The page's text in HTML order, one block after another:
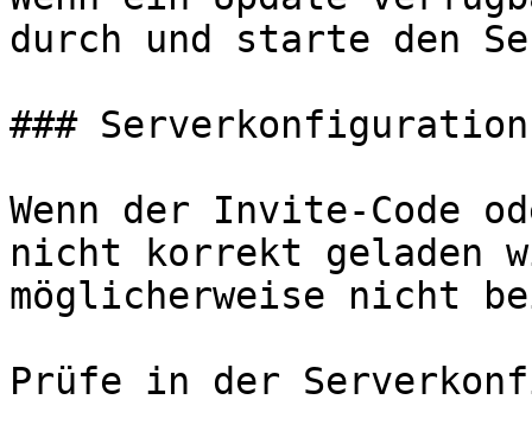
durch und starte den
###
Wenn der Invite-Code
nicht korrekt geladen
möglicherweise nicht
Prüfe in der